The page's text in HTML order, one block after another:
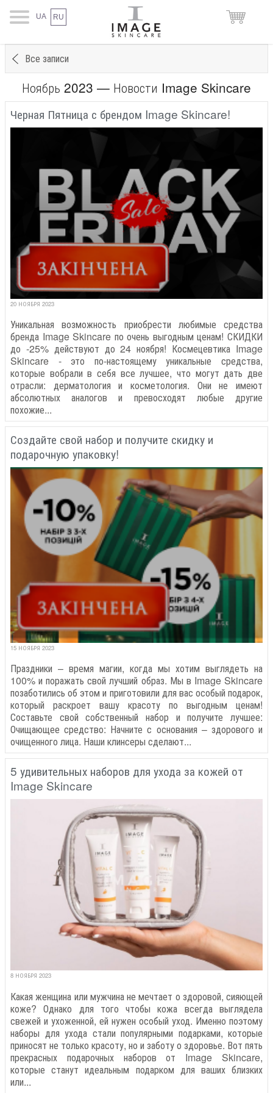
UA RU
Все записи
Ноябрь 2023 — Новости Image Skincare
Черная Пятница с брендом Image Skincare!
20 НОЯБРЯ 2023
Уникальная возможность приобрести любимые средства
бренда Image Skincare по очень выгодным ценам! СКИДКИ
до -25% действуют до 24 ноября! Космецевтика Image
Skincare - это по-настоящему уникальные средства,
которые вобрали в себя все лучшее, что могут дать две
отрасли: дерматология и косметология. Они не имеют
абсолютных аналогов и превосходят любые другие
похожие...
Создайте свой набор и получите скидку и
подарочную упаковку!
15 НОЯБРЯ 2023
Праздники – время магии, когда мы хотим выглядеть на
100% и поражать свой лучший образ. Мы в Image Skincare
позаботились об этом и приготовили для вас особый подарок,
который раскроет вашу красоту по выгодным ценам!
Составьте свой собственный набор и получите лучшее:
Очищающее средство: Начните с основания – здорового и
очищенного лица. Наши клинсеры сделают...
5 удивительных наборов для ухода за кожей от
Image Skincare
8 НОЯБРЯ 2023
Какая женщина или мужчина не мечтает о здоровой, сияющей
коже? Однако для того чтобы кожа всегда выглядела
свежей и ухоженной, ей нужен особый уход. Именно поэтому
наборы для ухода стали популярными подарками, которые
приносят не только красоту, но и заботу о здоровье. Вот пять
прекрасных подарочных наборов от Image Skincare,
которые станут идеальным подарком для ваших близких
или...